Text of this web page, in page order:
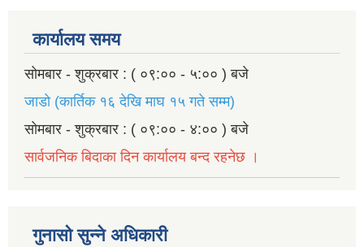
कार्यालय समय
सोमबार - शुक्रबार : ( ०९:०० - ५:०० ) बजे
जाडो (कार्तिक १६ देखि माघ १५ गते सम्म)
सोमबार - शुक्रबार : ( ०९:०० - ४:०० ) बजे
सार्वजनिक बिदाका दिन कार्यालय बन्द रहनेछ ।
गुनासो सुन्ने अधिकारी